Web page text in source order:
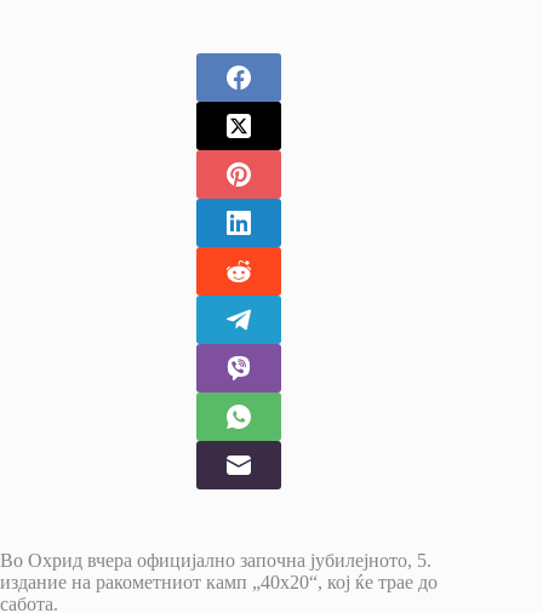
Во Охрид вчера официјално започна јубилејното, 5.
издание на ракометниот камп „40х20“, кој ќе трае до
сабота.